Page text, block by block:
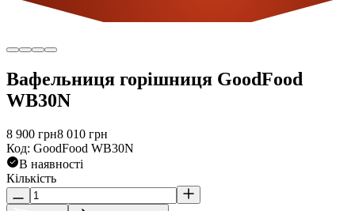
Вафельниця горішниця GoodFood
WB30N
8 900 грн8 010 грн
Код: GoodFood WB30N
В наявності
Кількість